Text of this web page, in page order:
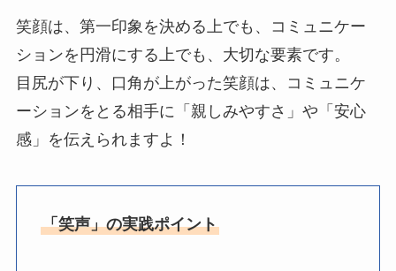
笑顔は、第一印象を決める上でも、コミュニケー
ションを円滑にする上でも、大切な要素です。
目尻が下り、口角が上がった笑顔は、コミュニケ
ーションをとる相手に「親しみやすさ」や「安心
感」を伝えられますよ！
「笑声」の実践ポイント